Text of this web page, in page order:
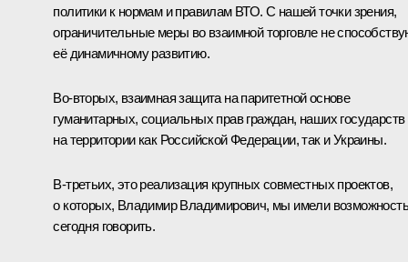
политики к нормам и правилам ВТО. С нашей точки зрения,
ограничительные меры во взаимной торговле не
её динамичному развитию.
Во‑вторых, взаимная защита на паритетной основе
гуманитарных, социальных прав граждан, наших государств
на территории как Российской Федерации, так и Украины.
В‑третьих, это реализация крупных совместных проектов,
о которых, Владимир Владимирович, мы имели возможность
сегодня говорить.